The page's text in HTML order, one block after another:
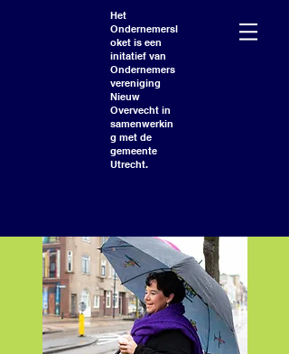
Het
Ondernemersl
oket is een
initatief van
Ondernemers
vereniging
Nieuw
Overvecht in
samenwerkin
g met de
gemeente
Utrecht.